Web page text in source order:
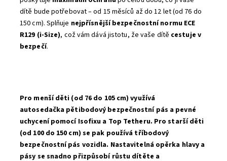
dítě bude potřebovat – od 15 měsíců až do 12 let (od 76 do
150 cm). Splňuje nejpřísnější bezpečnostní normu ECE
R129 (i-Size), což vám dává jistotu, že vaše dítě cestuje v
bezpečí.
Pro menší děti (od 76 do 105 cm) využívá
autosedačka pětibodový bezpečnostní pás a pevné
uchycení pomocí Isofixu a Top Tetheru. Pro starší děti
(od 100 do 150 cm) se pak používá tříbodový
bezpečnostní pás vozidla. Nastavitelná opěrka hlavy a
pásy se snadno přizpůsobí růstu dítěte a